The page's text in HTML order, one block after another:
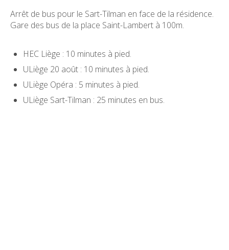
Arrêt de bus pour le Sart-Tilman en face de la résidence.
Gare des bus de la place Saint-Lambert à 100m.
HEC Liège : 10 minutes à pied.
ULiège 20 août : 10 minutes à pied.
ULiège Opéra : 5 minutes à pied.
ULiège Sart-Tilman : 25 minutes en bus.